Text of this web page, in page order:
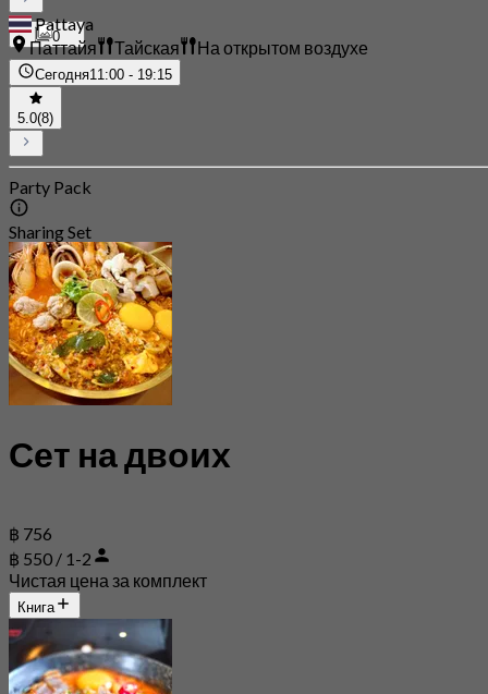
0
Pattaya
Паттайя
Тайская На открытом воздухе
Сегодня11:00 - 19:15
5.0(8)
Party Pack
Sharing Set
Сет на двоих
฿ 756
฿ 550 / 1-2
Чистая цена за комплект
Книга